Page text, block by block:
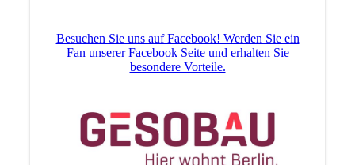
Besuchen Sie uns auf Facebook! Werden Sie ein
Fan unserer Facebook Seite und erhalten Sie
besondere Vorteile.